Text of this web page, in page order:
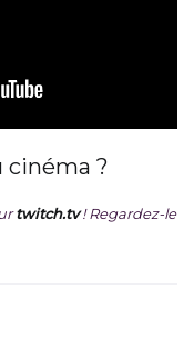
cinéma ?
twitch.tv ! Regardez-le